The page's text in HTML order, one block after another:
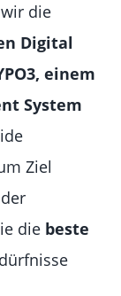
die
Digital
einem
System
Ziel
die beste